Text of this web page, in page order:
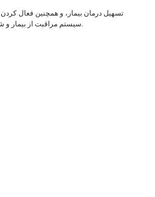
تسهیل درمان بیمار، و همچنین فعال کردن
سیستم مراقبت از بیمار و شفافیت در هر مرحله از سفر درمان.